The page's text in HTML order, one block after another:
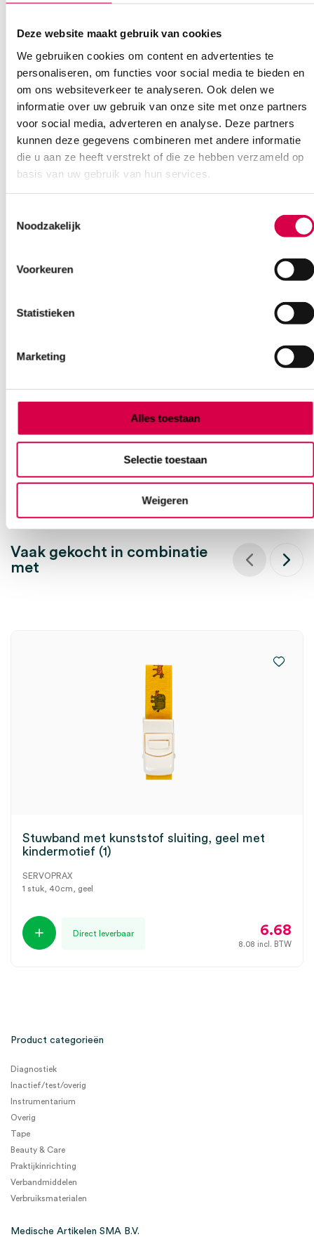
Deze website maakt gebruik van cookies
We gebruiken cookies om content en advertenties te
personaliseren, om functies voor social media te bieden en
om ons websiteverkeer te analyseren. Ook delen we
informatie over uw gebruik van onze site met onze partners
voor social media, adverteren en analyse. Deze partners
kunnen deze gegevens combineren met andere informatie
die u aan ze heeft verstrekt of die ze hebben verzameld op
basis van uw gebruik van hun services.
Noodzakelijk
Voorkeuren
Statistieken
Marketing
Alles toestaan
Selectie toestaan
Weigeren
Ook interessant
Vaak gekocht in combinatie
met
Stuwband met kunststof sluiting, geel met
kindermotief (1)
SERVOPRAX
1 stuk, 40cm, geel
Direct leverbaar 6.68
8.08 incl. BTW
Product categorieën
Diagnostiek
Inactief/test/overig
Instrumentarium
Overig
Tape
Beauty & Care
Praktijkinrichting
Verbandmiddelen
Verbruiksmaterialen
Medische Artikelen SMA B.V.